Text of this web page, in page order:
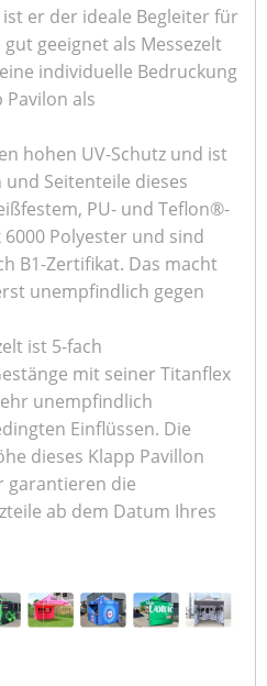
er der ideale Begleiter für
geeignet als Messezelt
individuelle Bedruckung
als
hohen UV-Schutz und ist
und Seitenteile dieses
PU- und Teflon®-
Polyester und sind
B1-Zertifikat. Das macht
unempfindlich gegen
ist 5-fach
mit seiner Titanflex
unempfindlich
Einflüssen. Die
dieses Klapp Pavillon
garantieren die
ab dem Datum Ihres